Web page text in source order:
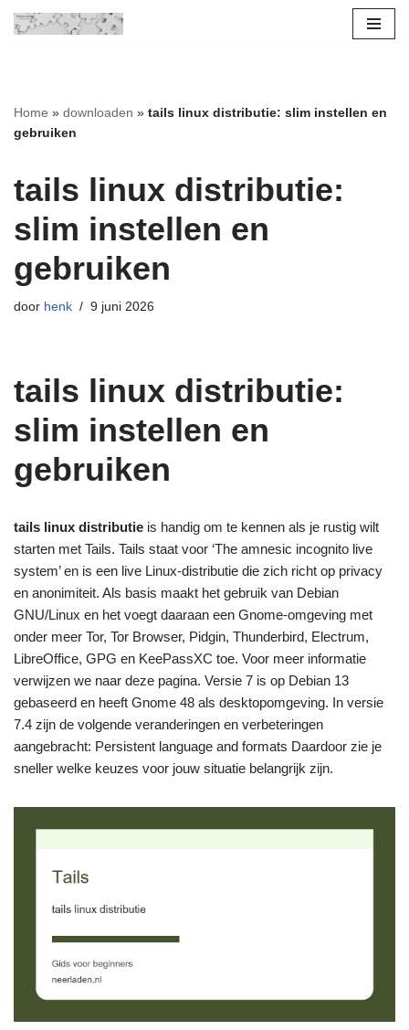
inhoud
Home » downloaden » tails linux distributie: slim instellen en
gebruiken
tails linux distributie:
slim instellen en
gebruiken
door henk 9 juni 2026
tails linux distributie:
slim instellen en
gebruiken
tails linux distributie is handig om te kennen als je rustig wilt
starten met Tails. Tails staat voor ‘The amnesic incognito live
system’ en is een live Linux-distributie die zich richt op privacy
en anonimiteit. Als basis maakt het gebruik van Debian
GNU/Linux en het voegt daaraan een Gnome-omgeving met
onder meer Tor, Tor Browser, Pidgin, Thunderbird, Electrum,
LibreOffice, GPG en KeePassXC toe. Voor meer informatie
verwijzen we naar deze pagina. Versie 7 is op Debian 13
gebaseerd en heeft Gnome 48 als desktopomgeving. In versie
7.4 zijn de volgende veranderingen en verbeteringen
aangebracht: Persistent language and formats Daardoor zie je
sneller welke keuzes voor jouw situatie belangrijk zijn.